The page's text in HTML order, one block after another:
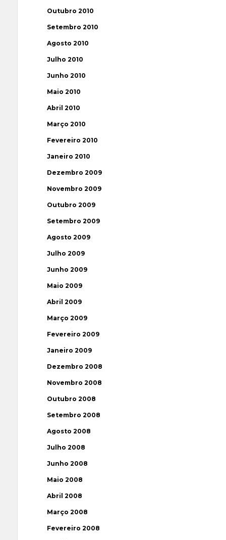
Outubro 2010
Setembro 2010
Agosto 2010
Julho 2010
Junho 2010
Maio 2010
Abril 2010
Março 2010
Fevereiro 2010
Janeiro 2010
Dezembro 2009
Novembro 2009
Outubro 2009
Setembro 2009
Agosto 2009
Julho 2009
Junho 2009
Maio 2009
Abril 2009
Março 2009
Fevereiro 2009
Janeiro 2009
Dezembro 2008
Novembro 2008
Outubro 2008
Setembro 2008
Agosto 2008
Julho 2008
Junho 2008
Maio 2008
Abril 2008
Março 2008
Fevereiro 2008